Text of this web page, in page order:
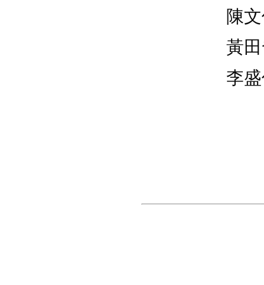
陳文傑
黃田發
李盛偉